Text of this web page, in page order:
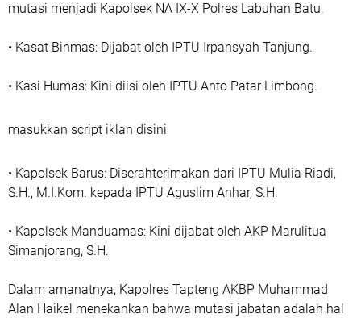
mutasi menjadi Kapolsek NA IX-X Polres Labuhan Batu.
• Kasat Binmas: Dijabat oleh IPTU Irpansyah Tanjung.
• Kasi Humas: Kini diisi oleh IPTU Anto Patar Limbong.
masukkan script iklan disini
• Kapolsek Barus: Diserahterimakan dari IPTU Mulia Riadi,
S.H., M.I.Kom. kepada IPTU Aguslim Anhar, S.H.
• Kapolsek Manduamas: Kini dijabat oleh AKP Marulitua
Simanjorang, S.H.
Dalam amanatnya, Kapolres Tapteng AKBP Muhammad
Alan Haikel menekankan bahwa mutasi jabatan adalah hal